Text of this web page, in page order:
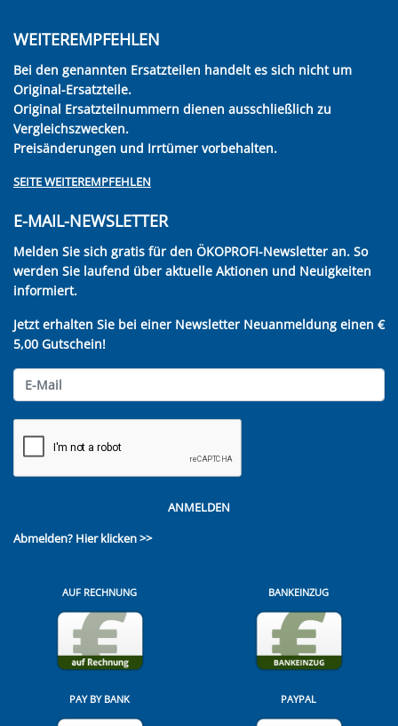
WEITEREMPFEHLEN
Bei den genannten Ersatzteilen handelt es sich nicht um
Original-Ersatzteile.
Original Ersatzteilnummern dienen ausschließlich zu
Vergleichszwecken.
Preisänderungen und Irrtümer vorbehalten.
SEITE WEITEREMPFEHLEN
E-MAIL-NEWSLETTER
Melden Sie sich gratis für den ÖKOPROFI-Newsletter an. So
werden Sie laufend über aktuelle Aktionen und Neuigkeiten
informiert.
Jetzt erhalten Sie bei einer Newsletter Neuanmeldung einen €
5,00 Gutschein!
ANMELDEN
Abmelden? Hier klicken >>
AUF RECHNUNG BANKEINZUG
PAY BY BANK PAYPAL